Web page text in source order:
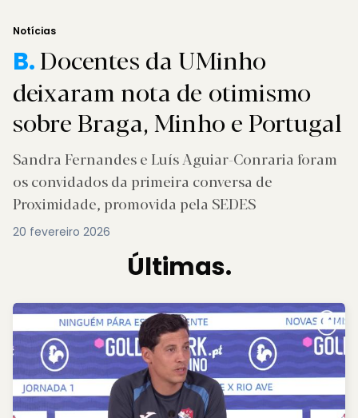
Notícias
B.Docentes da UMinho
deixaram nota de otimismo
sobre Braga, Minho e Portugal
Sandra Fernandes e Luís Aguiar-Conraria foram
os convidados da primeira conversa de
Proximidade, promovida pela SEDES
20 fevereiro 2026
Últimas.